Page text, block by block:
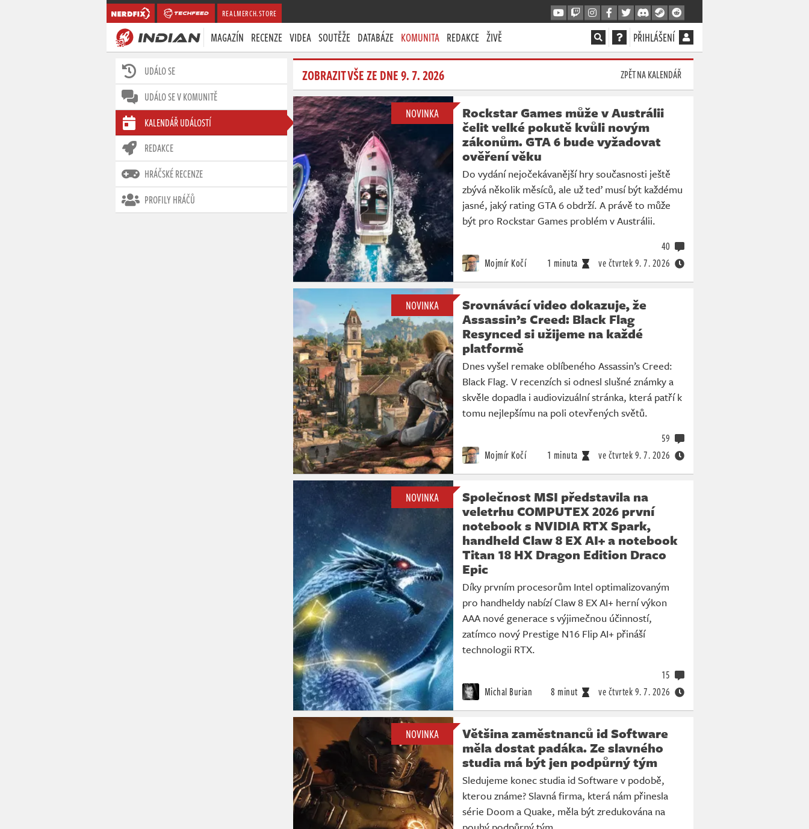
REALMERCH.STORE
MAGAZÍN RECENZE VIDEA SOUTĚŽE DATABÁZE KOMUNITA REDAKCE ŽIVĚ PŘIHLÁŠENÍ
UDÁLO SE
UDÁLO SE V KOMUNITĚ
KALENDÁŘ UDÁLOSTÍ
REDAKCE
HRÁČSKÉ RECENZE
PROFILY HRÁČŮ
ZOBRAZIT VŠE ZE DNE 9. 7. 2026 ZPĚT NA KALENDÁŘ
NOVINKA
Rockstar Games může v Austrálii
čelit velké pokutě kvůli novým
zákonům. GTA 6 bude vyžadovat
ověření věku
Do vydání nejočekávanější hry současnosti ještě
zbývá několik měsíců, ale už teď musí být každému
jasné, jaký rating GTA 6 obdrží. A právě to může
být pro Rockstar Games problém v Austrálii.
Mojmír Kočí 1 minuta ve čtvrtek9. 7. 2026
40
NOVINKA
Srovnávácí video dokazuje, že
Assassin’s Creed: Black Flag
Resynced si užijeme na každé
platformě
Dnes vyšel remake oblíbeného Assassin’s Creed:
Black Flag. V recenzích si odnesl slušné známky a
skvěle dopadla i audiovizuální stránka, která patří k
tomu nejlepšímu na poli otevřených světů.
Mojmír Kočí 1 minuta ve čtvrtek9. 7. 2026
59
NOVINKA
Společnost MSI představila na
veletrhu COMPUTEX 2026 první
notebook s NVIDIA RTX Spark,
handheld Claw 8 EX AI+ a notebook
Titan 18 HX Dragon Edition Draco
Epic
Díky prvním procesorům Intel optimalizovaným
pro handheldy nabízí Claw 8 EX AI+ herní výkon
AAA nové generace s výjimečnou účinností,
zatímco nový Prestige N16 Flip AI+ přináší
technologii RTX.
Michal Burian 8 minut ve čtvrtek9. 7. 2026
15
NOVINKA
Většina zaměstnanců id Software
měla dostat padáka. Ze slavného
studia má být jen podpůrný tým
Sledujeme konec studia id Software v podobě,
kterou známe? Slavná firma, která nám přinesla
série Doom a Quake, měla být zredukována na